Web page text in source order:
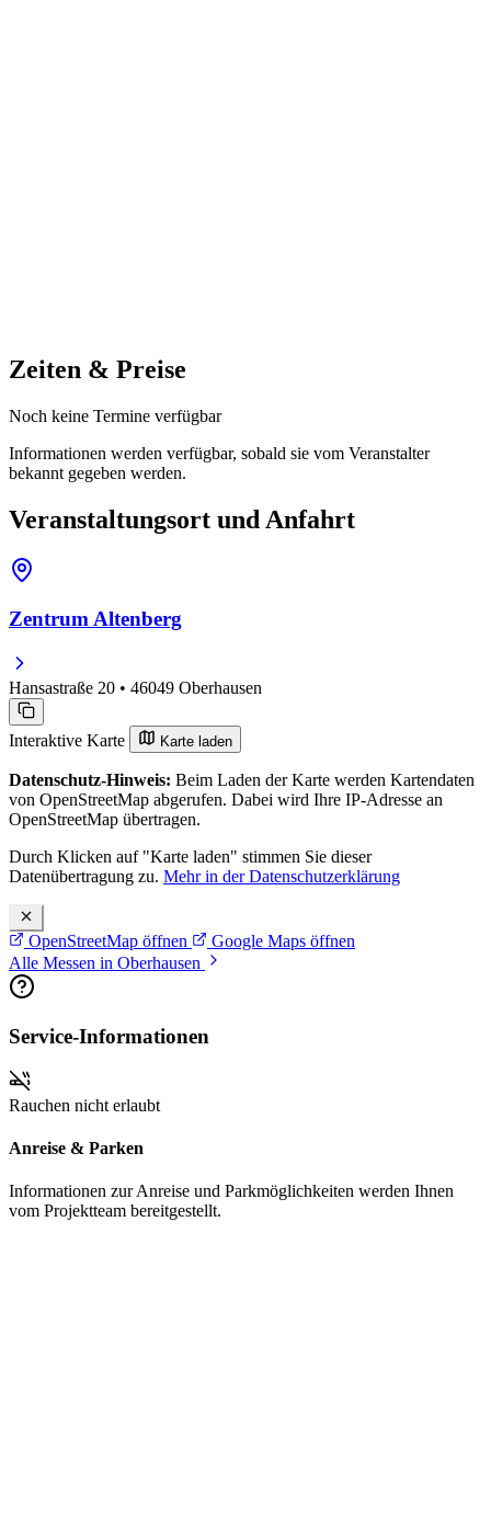
Zeiten & Preise
Noch keine Termine verfügbar
Informationen werden verfügbar, sobald sie vom Veranstalter
bekannt gegeben werden.
Veranstaltungsort und Anfahrt
Zentrum Altenberg
Hansastraße 20 • 46049 Oberhausen
Interaktive Karte Karte laden
Datenschutz-Hinweis: Beim Laden der Karte werden Kartendaten
von OpenStreetMap abgerufen. Dabei wird Ihre IP-Adresse an
OpenStreetMap übertragen.
Durch Klicken auf "Karte laden" stimmen Sie dieser
Datenübertragung zu. Mehr in der Datenschutzerklärung
OpenStreetMap öffnen
Google Maps öffnen
Alle Messen in Oberhausen
Service-Informationen
Rauchen nicht erlaubt
Anreise & Parken
Informationen zur Anreise und Parkmöglichkeiten werden Ihnen
vom Projektteam bereitgestellt.